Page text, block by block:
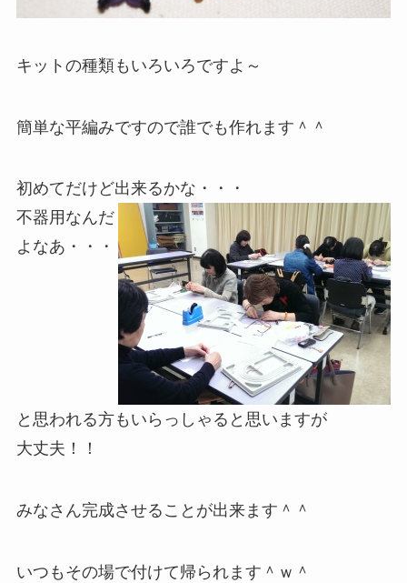
キットの種類もいろいろですよ～
簡単な平編みですので誰でも作れます＾＾
初めてだけど出来るかな・・・
不器用なんだ
よなあ・・・
と思われる方もいらっしゃると思いますが
大丈夫！！
みなさん完成させることが出来ます＾＾
いつもその場で付けて帰られます＾ｗ＾